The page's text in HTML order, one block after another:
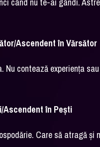
Ascendent în Vărsător
Nu contează experiența
Ascendent în Pești
Care să atragă